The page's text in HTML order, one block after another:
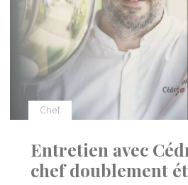
à
l’Auberge
Clochemerle"
Chef
Entretien avec
chef doublement